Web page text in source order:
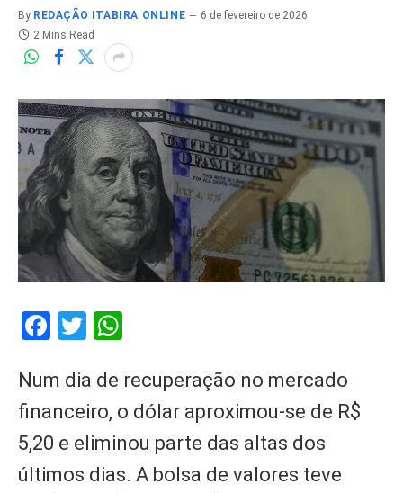
By REDAÇÃO ITABIRA ONLINE
6 de fevereiro de 2026
2 Mins Read
Facebook
Twitter
Num dia de recuperação no mercado
financeiro, o dólar aproximou-se de R$
5,20 e eliminou parte das altas dos
últimos dias. A bolsa de valores teve